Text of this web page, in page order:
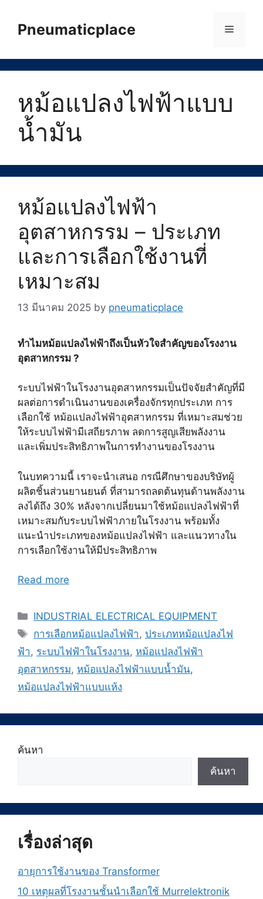
contentPneumaticplace Menu
หม้อแปลงไฟฟ้าแบบ
น้ำมัน
หม้อแปลงไฟฟ้า
อุตสาหกรรม – ประเภท
และการเลือกใช้งานที่
เหมาะสม
13 มีนาคม 2025 by pneumaticplace
ทำไมหม้อแปลงไฟฟ้าถึงเป็นหัวใจสำคัญของโรงงาน
อุตสาหกรรม ?
ระบบไฟฟ้าในโรงงานอุตสาหกรรมเป็นปัจจัยสำคัญที่มี
ผลต่อการดำเนินงานของเครื่องจักรทุกประเภท การ
เลือกใช้ หม้อแปลงไฟฟ้าอุตสาหกรรม ที่เหมาะสมช่วย
ให้ระบบไฟฟ้ามีเสถียรภาพ ลดการสูญเสียพลังงาน
และเพิ่มประสิทธิภาพในการทำงานของโรงงาน
ในบทความนี้ เราจะนำเสนอ กรณีศึกษาของบริษัทผู้
ผลิตชิ้นส่วนยานยนต์ ที่สามารถลดต้นทุนด้านพลังงาน
ลงได้ถึง 30% หลังจากเปลี่ยนมาใช้หม้อแปลงไฟฟ้าที่
เหมาะสมกับระบบไฟฟ้าภายในโรงงาน พร้อมทั้ง
แนะนำประเภทของหม้อแปลงไฟฟ้า และแนวทางใน
การเลือกใช้งานให้มีประสิทธิภาพ
Read more
Categories
INDUSTRIAL ELECTRICAL EQUIPMENT
Tags
การเลือกหม้อแปลงไฟฟ้า,ประเภทหม้อแปลงไฟ
ฟ้า, ระบบไฟฟ้าในโรงงาน, หม้อแปลงไฟฟ้า
อุตสาหกรรม, หม้อแปลงไฟฟ้าแบบน้ำมัน,
หม้อแปลงไฟฟ้าแบบแห้ง
ค้นหา
ค้นหา
เรื่องล่าสุด
อายุการใช้งานของ Transformer
10 เหตุผลที่โรงงานชั้นนำเลือกใช้ Murrelektronik